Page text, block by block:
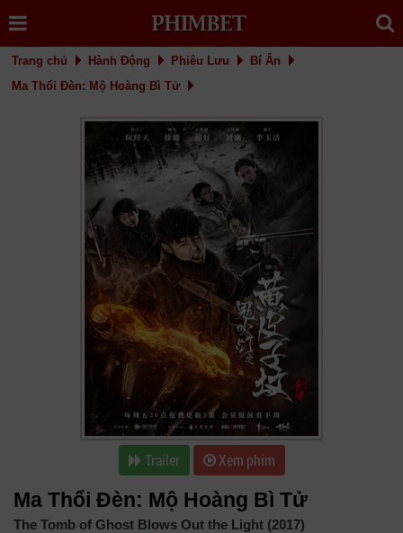
Trang chủ Hành Động Phiêu Lưu
Bí Ẩn
Ma Thổi Đèn: Mộ Hoàng Bì Tử
Trailer Xem phim
Ma Thổi Đèn: Mộ Hoàng Bì Tử
The Tomb of Ghost Blows Out the Light (2017)